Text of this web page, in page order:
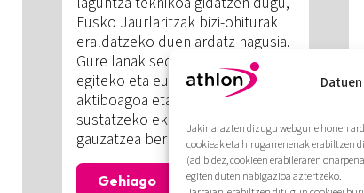
Jakinarazten dizugu webgune honen
cookieak eta hirugarrenenak erabiltzen
(adibidez, cookieen erabileraren
egiten duten nabigazioa aztertzeko.
Eusko Jaurlaritzak bizi-ohiturak
eraldatzeko duen ardatz nagusia.
Gure lanak sedentarismoari aurre
egiteko eta euskal gizarte
aktiboagoa eta osasungarriagoa
sustatzeko ekintzak behar bezala
gauzatzea bermatzen du.
Gehiago